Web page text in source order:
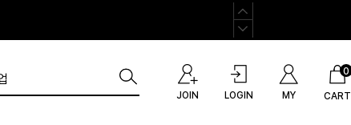
JOIN LOGIN MY CART
0